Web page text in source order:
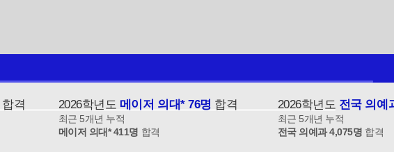
합격 2026학년도 메이저 의대* 76명 합격
최근 5개년 누적
메이저 의대* 411명 합격
2026학년도 전국 의예
최근 5개년 누적
전국 의예과 4,075명 합격